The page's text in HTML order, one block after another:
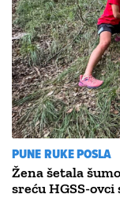
PUNE RUKE POSLA
Žena šetala
sreću HGSS-